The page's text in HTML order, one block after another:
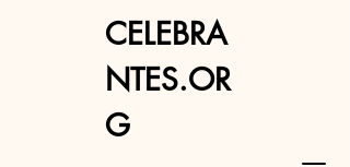
CELEBRA
NTES.OR
G